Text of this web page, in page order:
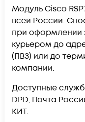
Модуль Cisco
всей России.
при оформлении
курьером до
(ПВЗ) или до
компании.
Доступные
DPD, Почта
КИТ.